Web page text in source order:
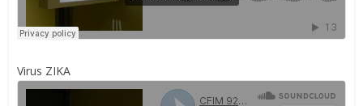
Virus ZIKA